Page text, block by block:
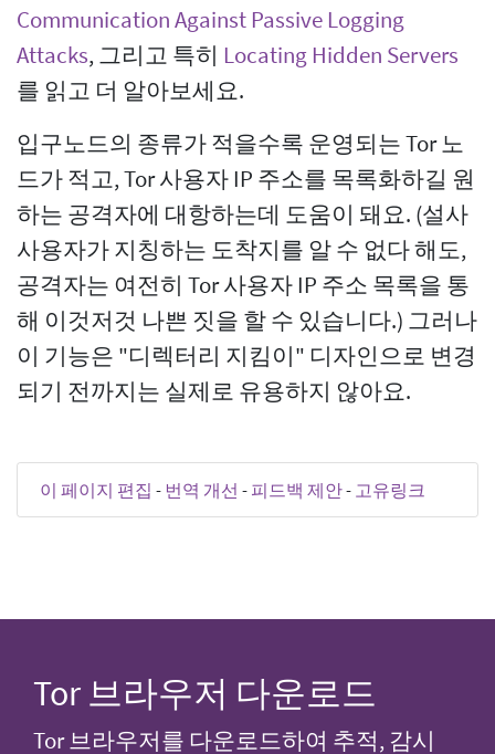
Communication Against Passive Logging
Attacks, 그리고 특히 Locating Hidden Servers
를 읽고 더 알아보세요.
입구노드의 종류가 적을수록 운영되는 Tor 노
드가 적고, Tor 사용자 IP 주소를 목록화하길 원
하는 공격자에 대항하는데 도움이 돼요. (설사
사용자가 지칭하는 도착지를 알 수 없다 해도,
공격자는 여전히 Tor 사용자 IP 주소 목록을 통
해 이것저것 나쁜 짓을 할 수 있습니다.) 그러나
이 기능은 "디렉터리 지킴이" 디자인으로 변경
되기 전까지는 실제로 유용하지 않아요.
이 페이지 편집 - 번역 개선 - 피드백 제안- 고유링크
Tor 브라우저 다운로드
Tor 브라우저를 다운로드하여 추적, 감시